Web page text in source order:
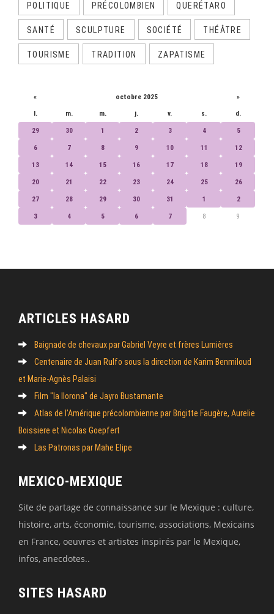
POLITIQUE PRÉCOLOMBIEN QUERÉTARO
SANTÉ SCULPTURE SOCIÉTÉ THÉÂTRE
TOURISME TRADITION ZAPATISME
« octobre 2025 »
l. m. m. j. v. s. d.
29 30 1 2 3 4 5
6 7 8 9 10 11 12
13 14 15 16 17 18 19
20 21 22 23 24 25 26
27 28 29 30 31 1 2
3 4 5 6 7 8 9
ARTICLES HASARD
Baignade de chevaux par Gabriel Veyre et frères Lumières
Centenaire de Juan Rulfo sous la direction de Karim Benmiloud
et Marie-Agnès Palaisi
Film "la llorona" de Jayro Bustamante
Atlas de l’Amérique précolombienne par Brigitte Faugère, Aurelie
Boissiere et Nicolas Goepfert
Las Patronas par Mahe Elipe
MEXICO-MEXIQUE
Site de partage de connaissance sur le Mexique : culture,
histoire, arts, économie, tourisme, associations, Mexicains
en France, oeuvres et artistes inspirés par le Mexique,
infos, anecdotes..
SITES HASARD